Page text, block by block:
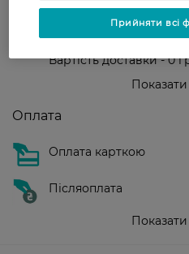
доставка від - 599 грн
Забрати сьогодні в
Вартість доставки - 0
Оплата
Оплата карткою
Післяоплата
Прийняти всі